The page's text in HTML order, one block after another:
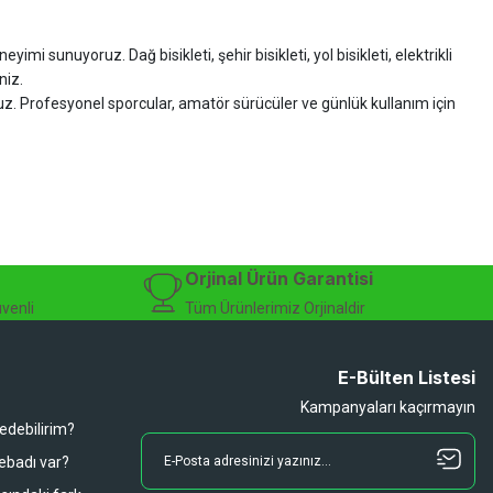
sunuyoruz. Dağ bisikleti, şehir bisikleti, yol bisikleti, elektrikli
Profesyonel sporcular, amatör sürücüler ve günlük kullanım için
Orjinal Ürün Garantisi
Tüm Ürünlerimiz Orjinaldir
var?
E-Bülten Listesi
Kampanyaları kaçırmayın